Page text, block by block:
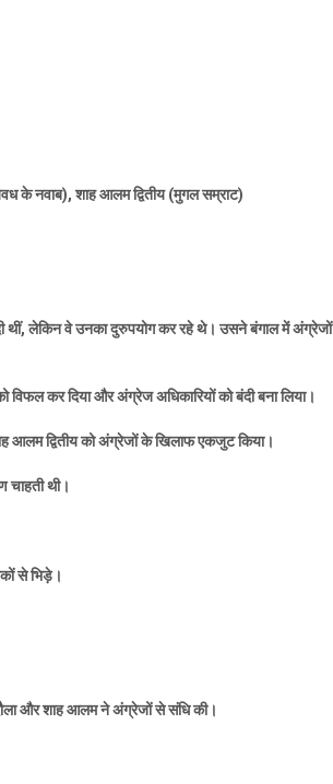
के नवाब),शाह आलम द्वितीय (मुगल सम्राट)
थीं,लेकिन वे उनका दुरुपयोग कर रहे थे। उसने बंगाल में अंग्रेजों
कर दिया और अंग्रेज अधिकारियों को बंदी बना लिया।
आलम द्वितीय को अंग्रेजों के खिलाफ एकजुट किया।
चाहती थी।
से भिड़े।
और शाह आलम ने अंग्रेजों से संधि की।